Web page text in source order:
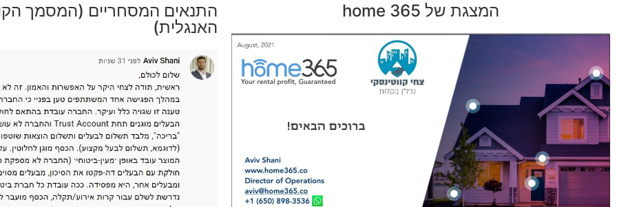
המצגת של home 365
התנאים המסחריים (המסמך
האנגלית)